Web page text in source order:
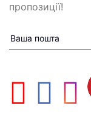
пропозиції!